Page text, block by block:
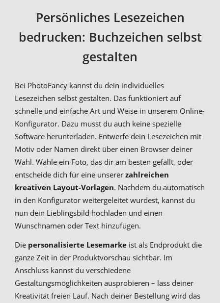
Persönliches Lesezeichen
bedrucken: Buchzeichen selbst
gestalten
Bei PhotoFancy kannst du dein individuelles
Lesezeichen selbst gestalten. Das funktioniert auf
schnelle und einfache Art und Weise in unserem Online-
Konfigurator. Dazu musst du auch keine spezielle
Software herunterladen. Entwerfe dein Lesezeichen mit
Motiv oder Namen direkt über einen Browser deiner
Wahl. Wähle ein Foto, das dir am besten gefällt, oder
entscheide dich für eine unserer zahlreichen
kreativen Layout-Vorlagen. Nachdem du automatisch
in den Konfigurator weitergeleitet wurdest, kannst du
nun dein Lieblingsbild hochladen und einen
Wunschnamen oder Text hinzufügen.
Die personalisierte Lesemarke ist als Endprodukt die
ganze Zeit in der Produktvorschau sichtbar. Im
Anschluss kannst du verschiedene
Gestaltungsmöglichkeiten ausprobieren – lass deiner
Kreativität freien Lauf. Nach deiner Bestellung wird das